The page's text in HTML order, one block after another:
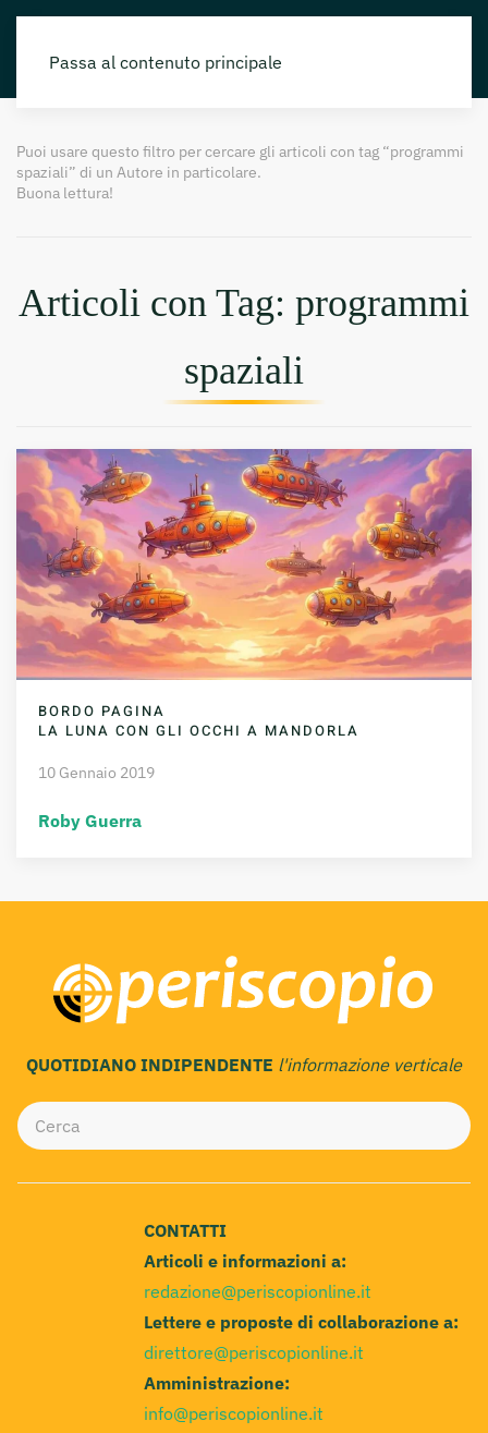
Passa al contenuto principale
Puoi usare questo filtro per cercare gli articoli con tag “programmi
spaziali” di un Autore in particolare.
Buona lettura!
Articoli con Tag: programmi
spaziali
BORDO PAGINA
LA LUNA CON GLI OCCHI A MANDORLA
10 Gennaio 2019
Roby Guerra
QUOTIDIANO INDIPENDENTE l'informazione verticale
CONTATTI
Articoli e informazioni a:
redazione@periscopionline.it
Lettere e proposte di collaborazione a:
direttore@periscopionline.it
Amministrazione:
info@periscopionline.it